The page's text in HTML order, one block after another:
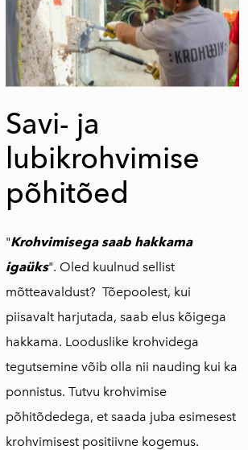
Savi- ja
lubikrohvimise
põhitõed
"Krohvimisega saab hakkama
igaüks". Oled kuulnud sellist
mõtteavaldust? Tõepoolest, kui
piisavalt harjutada, saab elus kõigega
hakkama. Looduslike krohvidega
tegutsemine võib olla nii nauding kui ka
ponnistus. Tutvu krohvimise
põhitõdedega, et saada juba esimesest
krohvimisest positiivne kogemus.